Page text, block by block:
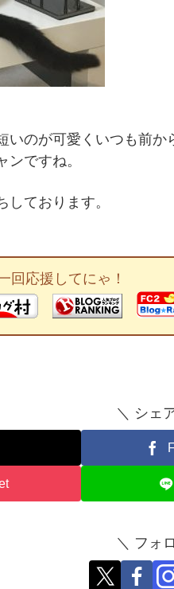
いのが可愛くいつも前か
ンですね。
しております。
回応援してにゃ！
＼ シェ
＼ フォ